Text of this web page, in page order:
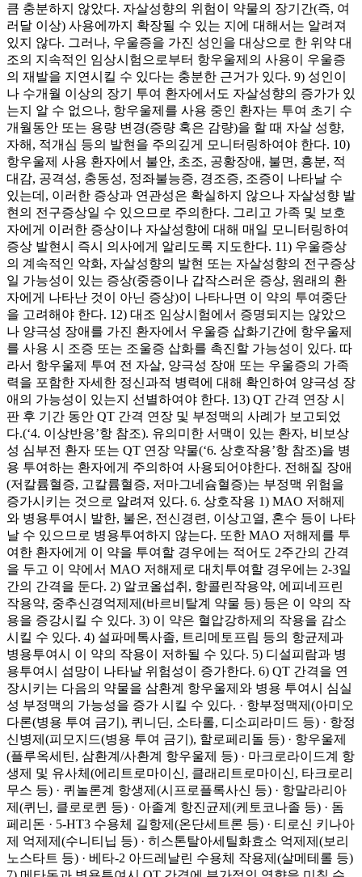
큼 충분하지 않았다. 자살성향의 위험이 약물의 장기간(즉, 여
러달 이상) 사용에까지 확장될 수 있는 지에 대해서는 알려져
있지 않다. 그러나, 우울증을 가진 성인을 대상으로 한 위약 대
조의 지속적인 임상시험으로부터 항우울제의 사용이 우울증
의 재발을 지연시킬 수 있다는 충분한 근거가 있다. 9) 성인이
나 수개월 이상의 장기 투여 환자에서도 자살성향의 증가가 있
는지 알 수 없으나, 항우울제를 사용 중인 환자는 투여 초기 수
개월동안 또는 용량 변경(증량 혹은 감량)을 할 때 자살 성향,
자해, 적개심 등의 발현을 주의깊게 모니터링하여야 한다. 10)
항우울제 사용 환자에서 불안, 초조, 공황장애, 불면, 흥분, 적
대감, 공격성, 충동성, 정좌불능증, 경조증, 조증이 나타날 수
있는데, 이러한 증상과 연관성은 확실하지 않으나 자살성향 발
현의 전구증상일 수 있으므로 주의한다. 그리고 가족 및 보호
자에게 이러한 증상이나 자살성향에 대해 매일 모니터링하여
증상 발현시 즉시 의사에게 알리도록 지도한다. 11) 우울증상
의 계속적인 악화, 자살성향의 발현 또는 자살성향의 전구증상
일 가능성이 있는 증상(중증이나 갑작스러운 증상, 원래의 환
자에게 나타난 것이 아닌 증상)이 나타나면 이 약의 투여중단
을 고려해야 한다. 12) 대조 임상시험에서 증명되지는 않았으
나 양극성 장애를 가진 환자에서 우울증 삽화기간에 항우울제
를 사용 시 조증 또는 조울증 삽화를 촉진할 가능성이 있다. 따
라서 항우울제 투여 전 자살, 양극성 장애 또는 우울증의 가족
력을 포함한 자세한 정신과적 병력에 대해 확인하여 양극성 장
애의 가능성이 있는지 선별하여야 한다. 13) QT 간격 연장 시
판 후 기간 동안 QT 간격 연장 및 부정맥의 사례가 보고되었
다.(‘4. 이상반응’항 참조). 유의미한 서맥이 있는 환자, 비보상
성 심부전 환자 또는 QT 연장 약물(‘6. 상호작용’항 참조)을 병
용 투여하는 환자에게 주의하여 사용되어야한다. 전해질 장애
(저칼륨혈증, 고칼륨혈증, 저마그네슘혈증)는 부정맥 위험을
증가시키는 것으로 알려져 있다. 6. 상호작용 1) MAO 저해제
와 병용투여시 발한, 불온, 전신경련, 이상고열, 혼수 등이 나타
날 수 있으므로 병용투여하지 않는다. 또한 MAO 저해제를 투
여한 환자에게 이 약을 투여할 경우에는 적어도 2주간의 간격
을 두고 이 약에서 MAO 저해제로 대치투여할 경우에는 2-3일
간의 간격을 둔다. 2) 알코올섭취, 항콜린작용약, 에피네프린
작용약, 중추신경억제제(바르비탈계 약물 등) 등은 이 약의 작
용을 증강시킬 수 있다. 3) 이 약은 혈압강하제의 작용을 감소
시킬 수 있다. 4) 설파메톡사졸, 트리메토프림 등의 항균제과
병용투여시 이 약의 작용이 저하될 수 있다. 5) 디설피람과 병
용투여시 섬망이 나타날 위험성이 증가한다. 6) QT 간격을 연
장시키는 다음의 약물을 삼환계 항우울제와 병용 투여시 심실
성 부정맥의 가능성을 증가 시킬 수 있다. · 항부정맥제(아미오
다론(병용 투여 금기), 퀴니딘, 소타롤, 디소피라미드 등) · 항정
신병제(피모지드(병용 투여 금기), 할로페리돌 등) · 항우울제
(플루옥세틴, 삼환계/사환계 항우울제 등) · 마크로라이드계 항
생제 및 유사체(에리트로마이신, 클래리트로마이신, 타크로리
무스 등) · 퀴놀론계 항생제(시프로플록사신 등) · 항말라리아
제(퀴닌, 클로로퀸 등) · 아졸계 항진균제(케토코나졸 등) · 돔
페리돈 · 5-HT3 수용체 길항제(온단세트론 등) · 티로신 키나아
제 억제제(수니티닙 등) · 히스톤탈아세틸화효소 억제제(보리
노스타트 등) · 베타-2 아드레날린 수용체 작용제(살메테롤 등)